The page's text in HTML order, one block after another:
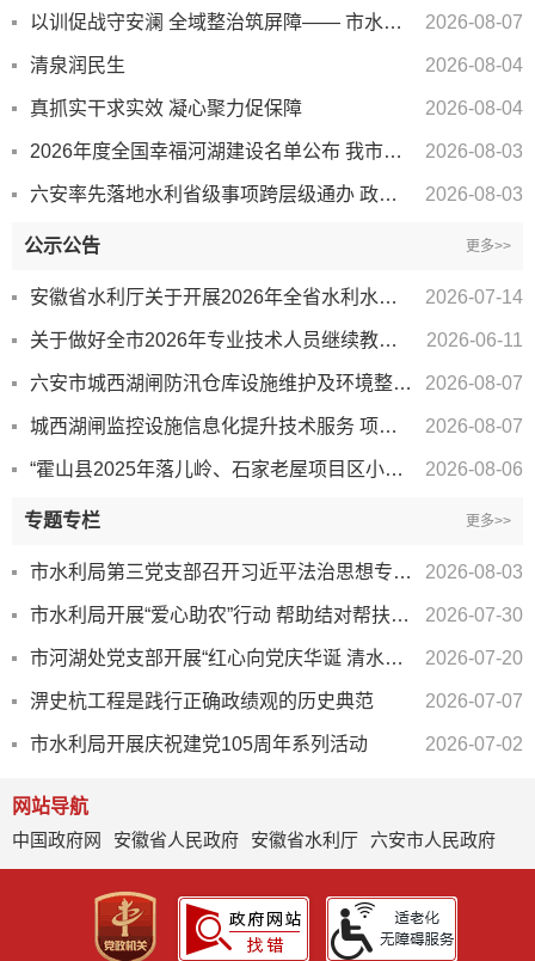
以训促战守安澜 全域整治筑屏障—— 市水利局召开中小型水库保坝应急培训暨 “大排查、大整治... 2026-08-07
清泉润民生 2026-08-04
真抓实干求实效 凝心聚力促保障 2026-08-04
2026年度全国幸福河湖建设名单公布 我市燕子河成功入选 2026-08-03
六安率先落地水利省级事项跨层级通办 政务服务实现就近可办 2026-08-03
公示公告 更多>>
安徽省水利厅关于开展2026年全省水利水电工程 专业技术人员继续教育工作的通知 2026-07-14
关于做好全市2026年专业技术人员继续教育工作的通知 2026-06-11
六安市城西湖闸防汛仓库设施维护及环境整治提升 技术服务项目竞争性磋商公告 2026-08-07
城西湖闸监控设施信息化提升技术服务 项目(第二次）竞争性磋商采购公告 2026-08-07
“霍山县2025年落儿岭、石家老屋项目区小流域综合治理工程 提质增效项目竣工财务决算审计服务... 2026-08-06
专题专栏 更多>>
市水利局第三党支部召开习近平法治思想专题学习会 2026-08-03
市水利局开展“爱心助农”行动 帮助结对帮扶村销售西瓜 2026-07-30
市河湖处党支部开展“红心向党庆华诞 清水利民谱新篇” 庆祝建党105周年主题党日活动 2026-07-20
淠史杭工程是践行正确政绩观的历史典范 2026-07-07
市水利局开展庆祝建党105周年系列活动 2026-07-02
网站导航
中国政府网
安徽省人民政府 安徽省水利厅 六安市人民政府